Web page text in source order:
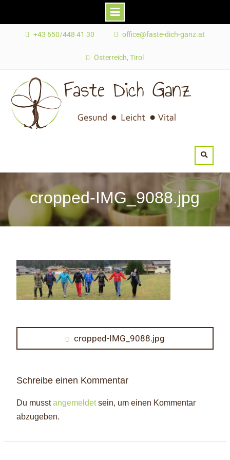
+43 650/448 41 30 office@faste-dich-ganz.at
Österreich, Tirol
cropped-IMG_9088.jpg
Beitragsnavigation
Previous
post:
cropped-IMG_9088.jpg
Schreibe einen Kommentar
Du musstangemeldetsein, um einen Kommentar
abzugeben.